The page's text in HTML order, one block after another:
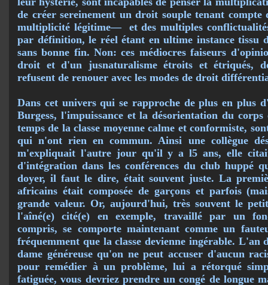
de créer se­reinement un droit souple tenant
multiplicité légi­time—
et des multiples
par définition, le réel étant en ultime instance tissu
sans bonne fin. Non: ces médiocres faiseurs
droit et d'un jusnaturalisme étroits et étriqués,
refusent de renouer avec les modes de droit
Dans cet univers qui se rapproche de plus en plus
Burgess, l'impuissance et la désorienta­tion du
temps de la classe moyenne calme et conformiste,
qui n'ont rien en commun. Ainsi une collègue
m'expliquait l'autre jour qu'il y a l5 ans, elle
d'intégration dans les conférences du club huppé
doyer, il faut le dire, était souvent juste. La
africains était composée de garçons et par­fois
grande valeur. Or, aujourd'hui, très souvent le
l'aîné(e) cité(e) en exemple, travaillé par un
compris, se comporte maintenant comme un
fréquem­ment que la classe devienne ingérable.
dame généreuse qu'on ne peut accuser d'aucun
pour remédier à un problème, lui a rétorqué
fatiguée, vous devriez prendre un congé de longue